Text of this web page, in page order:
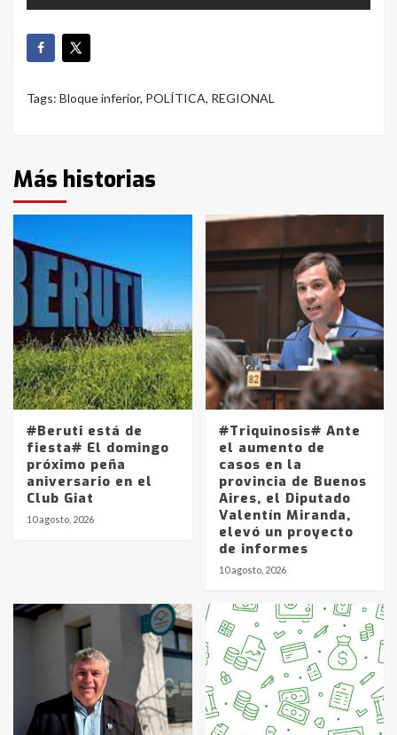
Tags: Bloque inferior, POLÍTICA, REGIONAL
Más historias
#Beruti está de
fiesta# El domingo
próximo peña
aniversario en el
Club Giat
10 agosto, 2026
#Triquinosis# Ante
el aumento de
casos en la
provincia de Buenos
Aires, el Diputado
Valentín Miranda,
elevó un proyecto
de informes
10 agosto, 2026